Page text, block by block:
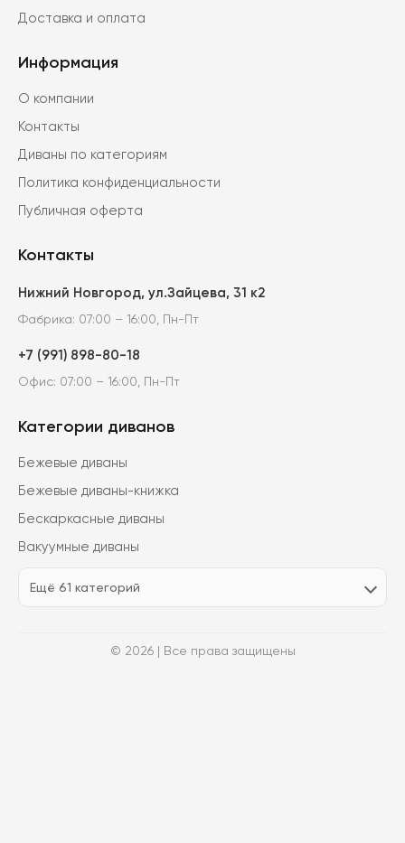
Доставка и оплата
Информация
О компании
Контакты
Диваны по категориям
Политика конфиденциальности
Публичная оферта
Контакты
Нижний Новгород, ул.Зайцева, 31 к2
Фабрика: 07:00 – 16:00, Пн-Пт
+7 (991) 898-80-18
Офис: 07:00 – 16:00, Пн-Пт
Категории диванов
Бежевые диваны
Бежевые диваны-книжка
Бескаркасные диваны
Вакуумные диваны
Ещё 61 категорий
© 2026 | Все права защищены